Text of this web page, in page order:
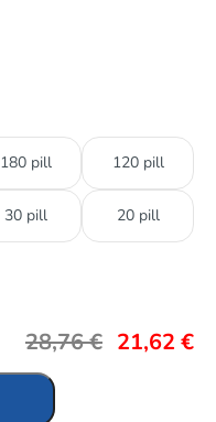
180 pill 120 pill
30 pill 20 pill
28,76€ 21,62 €